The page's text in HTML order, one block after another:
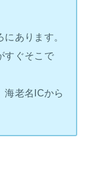
あります。
すぐそこで
海老名ICから